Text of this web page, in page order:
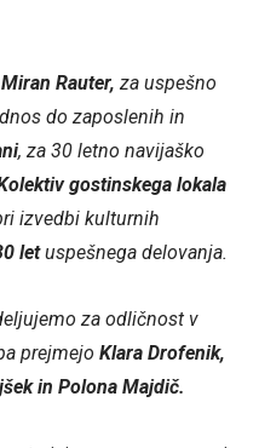
Rauter, za uspešno
do zaposlenih in
, za 30 letno navijaško
gostinskega lokala
izvedbi kulturnih
letuspešnega delovanja.
za odličnost v
prejmejo Klara Drofenik,
in Polona Majdič.